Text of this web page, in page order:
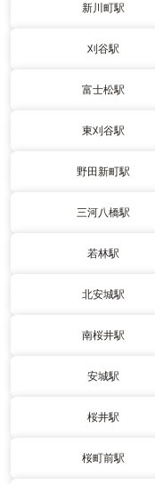
新川町駅
刈谷駅
富士松駅
東刈谷駅
野田新町駅
三河八橋駅
若林駅
北安城駅
南桜井駅
安城駅
桜井駅
桜町前駅